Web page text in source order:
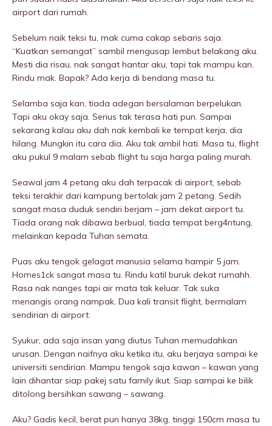
airport dari rumah.
Sebelum naik teksi tu, mak cuma cakap sebaris saja.
“Kuatkan semangat” sambil mengusap lembut belakang aku.
Mesti dia risau, nak sangat hantar aku, tapi tak mampu kan.
Rindu mak. Bapak? Ada kerja di bendang masa tu.
Selamba saja kan, tiada adegan bersalaman berpeIukan.
Tapi aku okay saja. Serius tak terasa hati pun. Sampai
sekarang kalau aku dah nak kembali ke tempat kerja, dia
hilang. Mungkin itu cara dia. Aku tak ambil hati. Masa tu, flight
aku pukuI 9 malam sebab flight tu saja harga paling murah.
Seawal jam 4 petang aku dah terpacak di airport, sebab
teksi terakhir dari kampung bertolak jam 2 petang. Sedih
sangat masa duduk sendiri berjam – jam dekat airport tu.
Tiada orang nak dibawa berbual, tiada tempat berg4ntung,
melainkan kepada Tuhan semata.
Puas aku tengok gelagat manusia selama hampir 5 jam.
Homes1ck sangat masa tu. Rindu katil buruk dekat rumahh.
Rasa nak nanges tapi air mata tak keluar. Tak suka
menangis orang nampak. Dua kali transit flight, bermalam
sendirian di airport.
Syukur, ada saja insan yang diutus Tuhan memudahkan
urusan. Dengan naifnya aku ketika itu, aku berjaya sampai ke
universiti sendirian. Mampu tengok saja kawan – kawan yang
lain dihantar siap pakej satu family ikut. Siap sampai ke bilik
ditolong bersihkan sawang – sawang.
Aku? Gadis kecil, berat pun hanya 38kg, tinggi 150cm masa tu